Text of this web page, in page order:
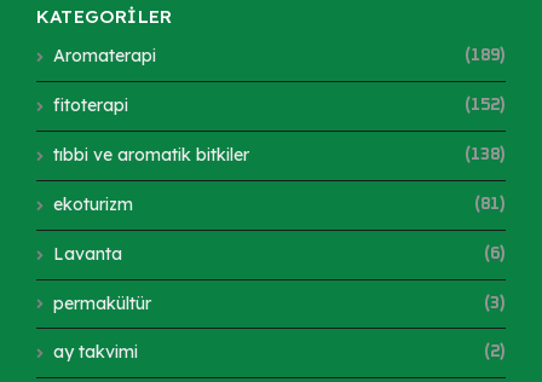
KATEGORİLER
Aromaterapi (189)
fitoterapi (152)
tıbbi ve aromatik bitkiler (138)
ekoturizm (81)
Lavanta (6)
permakültür (3)
ay takvimi (2)